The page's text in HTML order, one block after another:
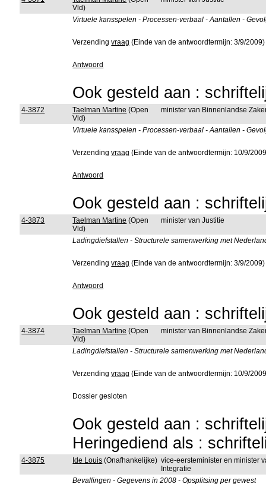
Vld)
Virtuele kansspelen - Processen-verbaal - Aantallen -
Verzendingvraag (Einde van de antwoordtermijn: 3/9/2009)
Antwoord
Ook gesteld aan :
4-3872 Taelman Martine (Open
Vld)
minister van Binnenlandse
Virtuele kansspelen - Processen-verbaal - Aantallen -
Verzendingvraag (Einde van de antwoordtermijn: 10/9/
Antwoord
Ook gesteld aan :
4-3873 Taelman Martine (Open
Vld)
minister van Justitie
Ladingdiefstallen - Structurele samenwerking met
Verzendingvraag (Einde van de antwoordtermijn: 3/9/2009)
Antwoord
Ook gesteld aan :
4-3874 Taelman Martine (Open
Vld)
minister van Binnenlandse
Ladingdiefstallen - Structurele samenwerking met
Verzendingvraag (Einde van de antwoordtermijn: 10/9/
Dossier gesloten
Ook gesteld aan :
Heringediend als :
4-3875 Ide Louis (Onafhankelijke) vice-eersteminister en minister
Integratie
Bevallingen - Gegevens in 2008 - Opsplitsing per gewest